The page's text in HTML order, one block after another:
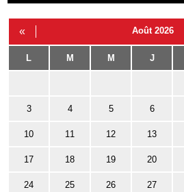
« Août 2026
L M M J
3 4 5 6
10 11 12 13
17 18 19 20
24 25 26 27